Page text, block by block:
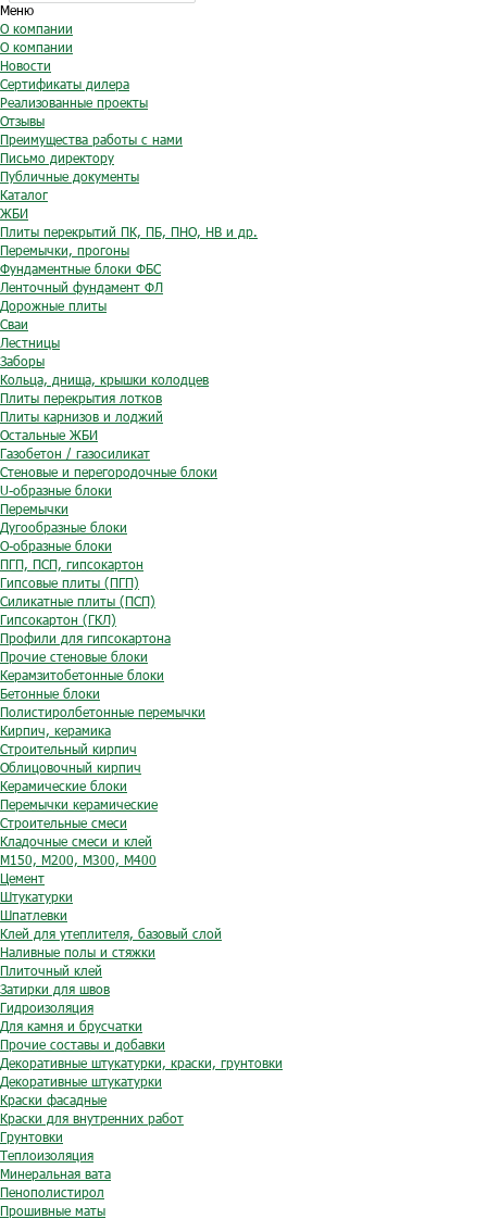
Меню
О компании
О компании
Новости
Сертификаты дилера
Реализованные проекты
Отзывы
Преимущества работы с нами
Письмо директору
Публичные документы
Каталог
ЖБИ
Плиты перекрытий ПК, ПБ, ПНО, НВ и др.
Перемычки, прогоны
Фундаментные блоки ФБС
Ленточный фундамент ФЛ
Дорожные плиты
Сваи
Лестницы
Заборы
Кольца, днища, крышки колодцев
Плиты перекрытия лотков
Плиты карнизов и лоджий
Остальные ЖБИ
Газобетон / газосиликат
Стеновые и перегородочные блоки
U-образные блоки
Перемычки
Дугообразные блоки
O-образные блоки
ПГП, ПСП, гипсокартон
Гипсовые плиты (ПГП)
Силикатные плиты (ПСП)
Гипсокартон (ГКЛ)
Профили для гипсокартона
Прочие стеновые блоки
Керамзитобетонные блоки
Бетонные блоки
Полистиролбетонные перемычки
Кирпич, керамика
Строительный кирпич
Облицовочный кирпич
Керамические блоки
Перемычки керамические
Строительные смеси
Кладочные смеси и клей
М150, М200, М300, М400
Цемент
Штукатурки
Шпатлевки
Клей для утеплителя, базовый слой
Наливные полы и стяжки
Плиточный клей
Затирки для швов
Гидроизоляция
Для камня и брусчатки
Прочие составы и добавки
Декоративные штукатурки, краски, грунтовки
Декоративные штукатурки
Краски фасадные
Краски для внутренних работ
Грунтовки
Теплоизоляция
Минеральная вата
Пенополистирол
Прошивные маты